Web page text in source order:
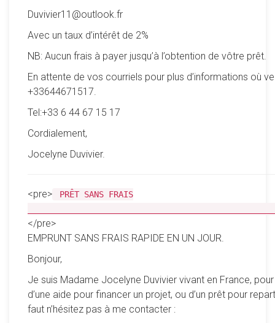
Duvivier11@outlook.fr
Avec un taux d’intérêt de 2%
NB: Aucun frais à payer jusqu’à l’obtention de vôtre prêt.
En attente de vos courriels pour plus d’informations où
+33644671517.
Tel:+33 6 44 67 15 17
Cordialement,
Jocelyne Duvivier.
<pre>
PRÊT SANS FRAIS
</pre>
EMPRUNT SANS FRAIS RAPIDE EN UN JOUR.
Bonjour,
Je suis Madame Jocelyne Duvivier vivant en France,
d’une aide pour financer un projet, ou d’un prêt pour
faut n’hésitez pas à me contacter :